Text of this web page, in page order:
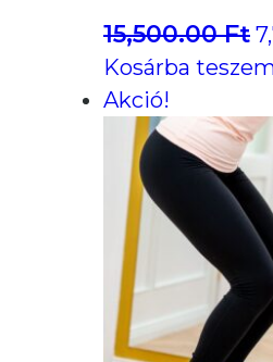
15,500.00Ft
Kosárba
Akció!